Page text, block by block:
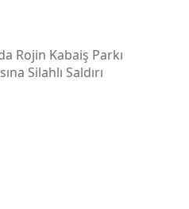
Rojin Kabaiş Parkı
Silahlı Saldırı